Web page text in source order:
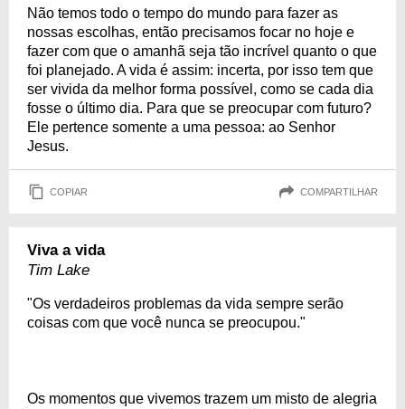
Não temos todo o tempo do mundo para fazer as
nossas escolhas, então precisamos focar no hoje e
fazer com que o amanhã seja tão incrível quanto o que
foi planejado. A vida é assim: incerta, por isso tem que
ser vivida da melhor forma possível, como se cada dia
fosse o último dia. Para que se preocupar com futuro?
Ele pertence somente a uma pessoa: ao Senhor
Jesus.
COPIAR COMPARTILHAR
Viva a vida
Tim Lake
"Os verdadeiros problemas da vida sempre serão
coisas com que você nunca se preocupou."
Os momentos que vivemos trazem um misto de alegria